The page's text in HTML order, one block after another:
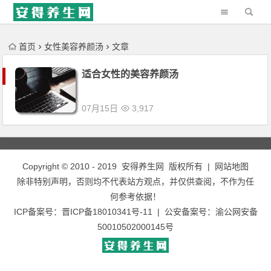
'); })();
首页 女性美容养颜汤 文章
适合女性的美容养颜汤
07月15日 3,917
Copyright © 2010 - 2019 安得养生网 版权所有 |
网站地图
除非特别声明，否则均不代表站方观点，并仅供查阅，不作为任
何参考依据！
ICP备案号： 晋ICP备18010341号-11 | 公安备案号： 渝公网安备
50010502000145号